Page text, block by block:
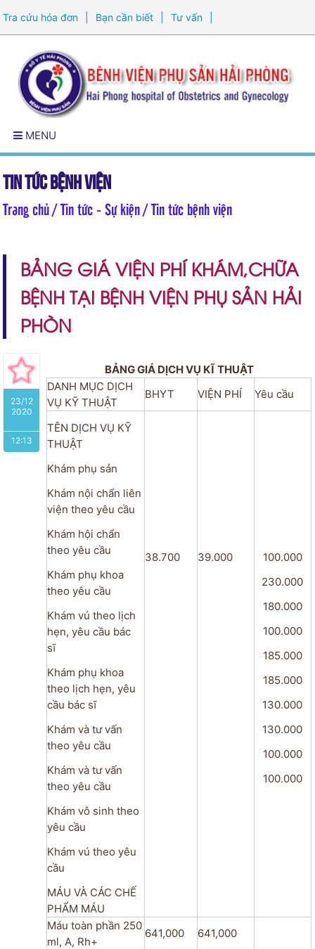
Tra cứu hóa đơn Bạn cần biết Tư vấn
Đăng ký khám sức khỏe
MENU
Tin tức bệnh viện
Trang chủ/ Tin tức - Sự kiện / Tin tức bệnh viện
BẢNG GIÁ VIỆN PHÍ KHÁM,CHỮA
BỆNH TẠI BỆNH VIỆN PHỤ SẢN HẢI
PHÒN
23/12
2020
12:13
BẢNG GIÁ DỊCH VỤ KĨ THUẬT
DANH MỤC DỊCH
VỤ KỸ THUẬT
BHYT VIỆN PHÍ Yêu cầu
TÊN DỊCH VỤ KỸ
THUẬT
Khám phụ sản
Khám nội chẩn liên
viện theo yêu cầu
Khám hội chẩn
theo yêu cầu
Khám phụ khoa
theo yêu cầu
Khám vú theo lịch
hẹn, yêu cầu bác
sĩ
Khám phụ khoa
theo lịch hẹn, yêu
cầu bác sĩ
Khám và tư vấn
theo yêu cầu
Khám và tư vấn
theo yêu cầu
Khám vô sinh theo
yêu cầu
Khám vú theo yêu
cầu
MÁU VÀ CÁC CHẾ
PHẨM MÁU
38.700 39.000
100.000
230.000
180.000
100.000
185.000
185.000
130.000
130.000
100.000
100.000
Máu toàn phần 250
ml, A, Rh+
641,000
641,000